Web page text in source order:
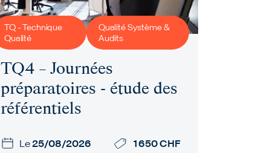
TQ - Technique
Qualité
Qualité Système &
Audits
TQ4 – Journées
préparatoires - étude des
référentiels
Le25/08/2026
1 650 CHF